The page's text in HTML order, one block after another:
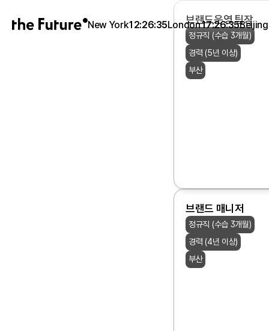
New York12:26:35London17:26:35Beijing
브랜드운영 팀장
정규직 (수습 3개월)
경력 (5년 이상)
부산
브랜드 매니저
정규직 (수습 3개월)
경력 (4년 이상)
부산